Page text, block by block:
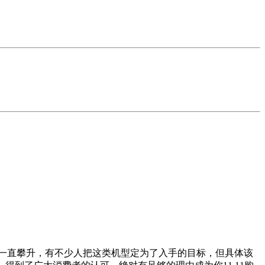
直攀升，有不少人把这类机型定为了入手的目标，但具体该